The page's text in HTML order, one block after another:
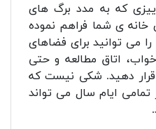
که به مدد برگ های
خانه ی شما فراهم نموده
می توانید برای فضاهای
اتاق مطالعه و حتی
قرار دهید. شکی نیست که
ایام سال می تواند